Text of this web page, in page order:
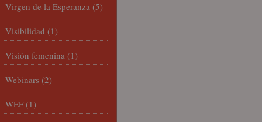
Virgen de la Esperanza (5)
Visibilidad (1)
Visión femenina (1)
Webinars (2)
WEF (1)